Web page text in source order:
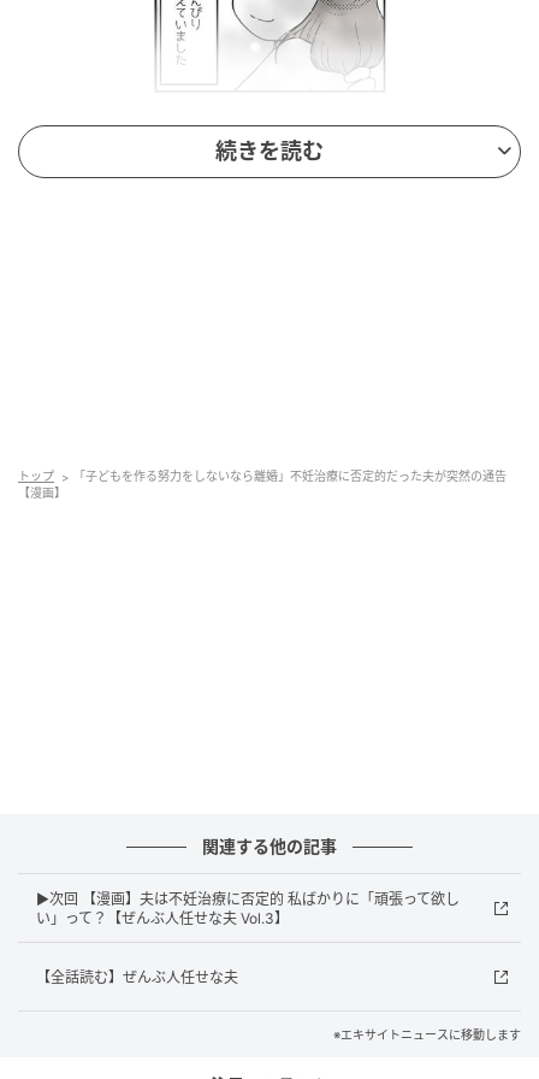
エキサイトニュース
続きを読む
トップ
「子どもを作る努力をしないなら離婚」不妊治療に否定的だった夫が突然の通告
【漫画】
関連する他の記事
▶次回 【漫画】夫は不妊治療に否定的 私ばかりに「頑張って欲し
い」って？【ぜんぶ人任せな夫 Vol.3】
【全話読む】ぜんぶ人任せな夫
※エキサイトニュースに移動します